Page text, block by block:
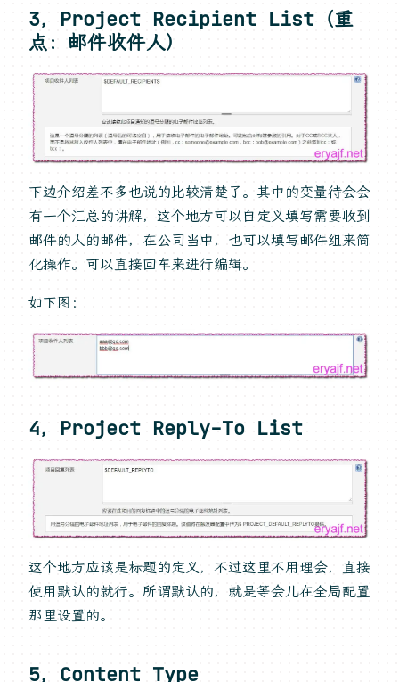
3，Project Recipient List（重
点：邮件收件人）
下边介绍差不多也说的比较清楚了。其中的变量待会会
有一个汇总的讲解，这个地方可以自定义填写需要收到
邮件的人的邮件，在公司当中，也可以填写邮件组来简
化操作。可以直接回车来进行编辑。
如下图：
4，Project Reply-To List
这个地方应该是标题的定义，不过这里不用理会，直接
使用默认的就行。所谓默认的，就是等会儿在全局配置
那里设置的。
5，Content Type